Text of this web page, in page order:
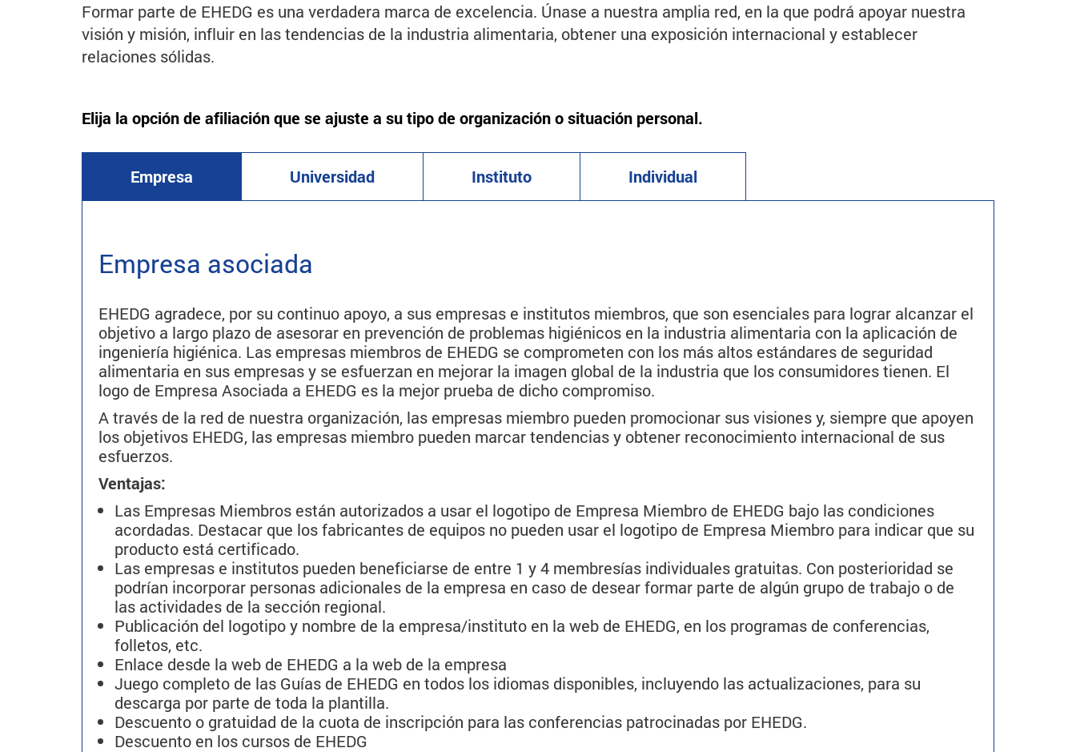
Formar parte de EHEDG es una verdadera marca de excelencia. Únase a nuestra amplia red, en la que podrá apoyar nuestra
visión y misión, influir en las tendencias de la industria alimentaria, obtener una exposición internacional y establecer
relaciones sólidas.
Elija la opción de afiliación que se ajuste a su tipo de organización o situación personal.
Empresa Universidad Instituto Individual
Empresa asociada
EHEDG agradece, por su continuo apoyo, a sus empresas e institutos miembros, que son esenciales para lograr alcanzar el
objetivo a largo plazo de asesorar en prevención de problemas higiénicos en la industria alimentaria con la aplicación de
ingeniería higiénica. Las empresas miembros de EHEDG se comprometen con los más altos estándares de seguridad
alimentaria en sus empresas y se esfuerzan en mejorar la imagen global de la industria que los consumidores tienen. El
logo de Empresa Asociada a EHEDG es la mejor prueba de dicho compromiso.
A través de la red de nuestra organización, las empresas miembro pueden promocionar sus visiones y, siempre que apoyen
los objetivos EHEDG, las empresas miembro pueden marcar tendencias y obtener reconocimiento internacional de sus
esfuerzos.
Ventajas:
Las Empresas Miembros están autorizados a usar el logotipo de Empresa Miembro de EHEDG bajo las condiciones
acordadas. Destacar que los fabricantes de equipos no pueden usar el logotipo de Empresa Miembro para indicar que su
producto está certificado.
Las empresas e institutos pueden beneficiarse de entre 1 y 4 membresías individuales gratuitas. Con posterioridad se
podrían incorporar personas adicionales de la empresa en caso de desear formar parte de algún grupo de trabajo o de
las actividades de la sección regional.
Publicación del logotipo y nombre de la empresa/instituto en la web de EHEDG, en los programas de conferencias,
folletos, etc.
Enlace desde la web de EHEDG a la web de la empresa
Juego completo de las Guías de EHEDG en todos los idiomas disponibles, incluyendo las actualizaciones, para su
descarga por parte de toda la plantilla.
Descuento o gratuidad de la cuota de inscripción para las conferencias patrocinadas por EHEDG.
Descuento en los cursos de EHEDG